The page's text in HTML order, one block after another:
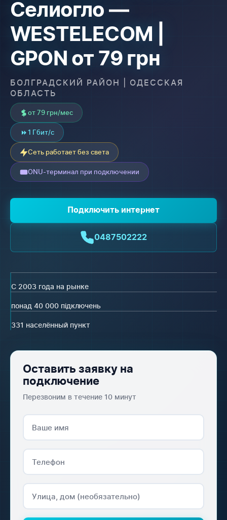
Селиогло —
WESTELECOM |
GPON от 79 грн
БОЛГРАДСКИЙ РАЙОН | ОДЕССКАЯ
ОБЛАСТЬ
от 79 грн/мес
1 Гбит/с
Сеть работает без света
ONU-терминал при подключении
Подключить интернет
0487502222
С 2003 года на рынке
понад 40 000 підключень
331 населённый пункт
Оставить заявку на
подключение
Перезвоним в течение 10 минут